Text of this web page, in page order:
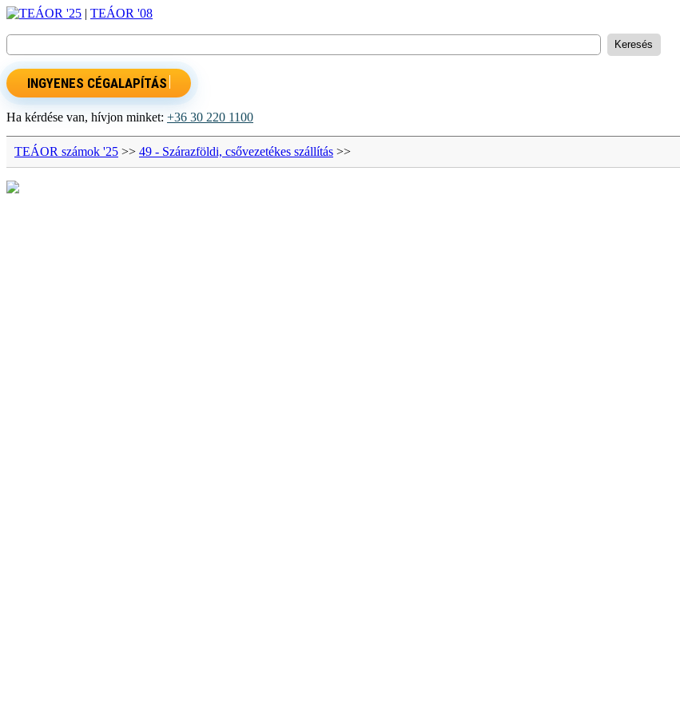
TEÁOR '25 | TEÁOR '08
INGYENES CÉGALAPÍTÁS
Ha kérdése van, hívjon minket: +36 30 220 1100
TEÁOR számok '25 >> 49 - Szárazföldi, csővezetékes szállítás >>